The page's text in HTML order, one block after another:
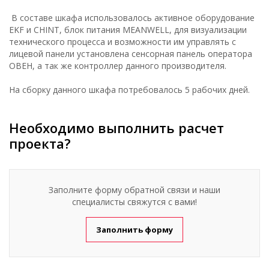
В составе шкафа использовалось активное оборудование
EKF и CHINT, блок питания MEANWELL, для визуализации
технического процесса и возможности им управлять с
лицевой панели установлена сенсорная панель оператора
ОВЕН, а так же контроллер данного производителя.
На сборку данного шкафа потребовалось 5 рабочих дней.
Необходимо выполнить расчет
проекта?
Заполните форму обратной связи и наши
специалисты свяжутся с вами!
Заполнить форму